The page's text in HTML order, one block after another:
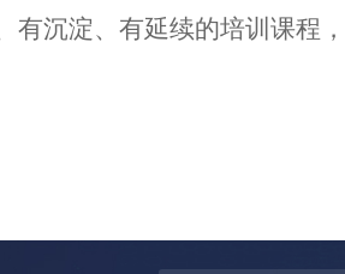
沉淀、有延续的培训课程